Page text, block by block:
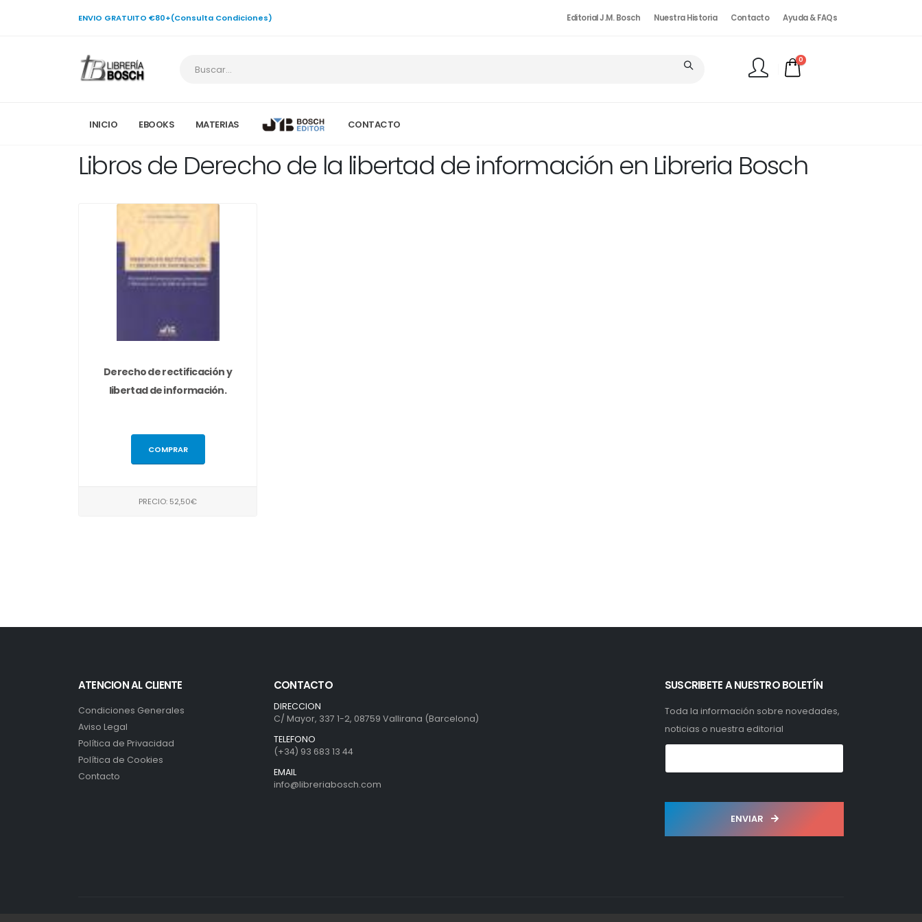
ENVIO GRATUITO €80+(Consulta Condiciones) Editorial J.M. Bosch Nuestra Historia Contacto Ayuda & FAQs
0
INICIO EBOOKS MATERIAS CONTACTO
Libros de Derecho de la libertad de información en Libreria Bosch
Derecho de rectificación y
libertad de información.
COMPRAR
PRECIO: 52,50€
ATENCION AL CLIENTE
Condiciones Generales
Aviso Legal
Política de Privacidad
Política de Cookies
Contacto
CONTACTO
DIRECCION
C/ Mayor, 337 1-2, 08759 Vallirana (Barcelona)
TELEFONO
(+34) 93 683 13 44
EMAIL
info@libreriabosch.com
SUSCRIBETE A NUESTRO BOLETÍN
Toda la información sobre novedades,
noticias o nuestra editorial
ENVIAR